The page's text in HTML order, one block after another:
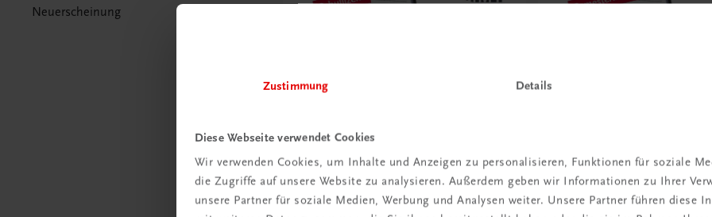
Zustimmung Details
Diese Webseite verwendet Cookies
Wir verwenden Cookies, um Inhalte und Anzeigen zu personalisieren, Funktionen für soziale
die Zugriffe auf unsere Website zu analysieren. Außerdem geben wir Informationen zu Ihrer
unsere Partner für soziale Medien, Werbung und Analysen weiter. Unsere Partner führen diese
Neuerscheinung
Bildung
Multimedia-Typing Premium
Schullizenz
Bildung
Multimedia-Typing
Semesterlizenz